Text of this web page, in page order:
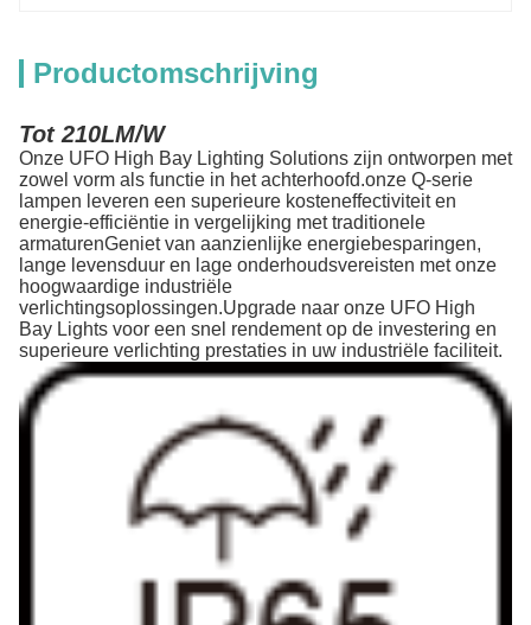
Productomschrijving
Tot 210LM/W
Onze UFO High Bay Lighting Solutions zijn ontworpen met
zowel vorm als functie in het achterhoofd.onze Q-serie
lampen leveren een superieure kosteneffectiviteit en
energie-efficiëntie in vergelijking met traditionele
armaturenGeniet van aanzienlijke energiebesparingen,
lange levensduur en lage onderhoudsvereisten met onze
hoogwaardige industriële
verlichtingsoplossingen.Upgrade naar onze UFO High
Bay Lights voor een snel rendement op de investering en
superieure verlichting prestaties in uw industriële faciliteit.